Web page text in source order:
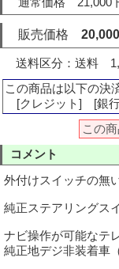
通常価格 21,000
販売価格
送料区分：送料
この商品は以下の決
[クレジット] [銀
この
コメント
外付けスイッチの無
純正ステアリングス
ナビ操作が可能なテ
純正地デジ非装着車